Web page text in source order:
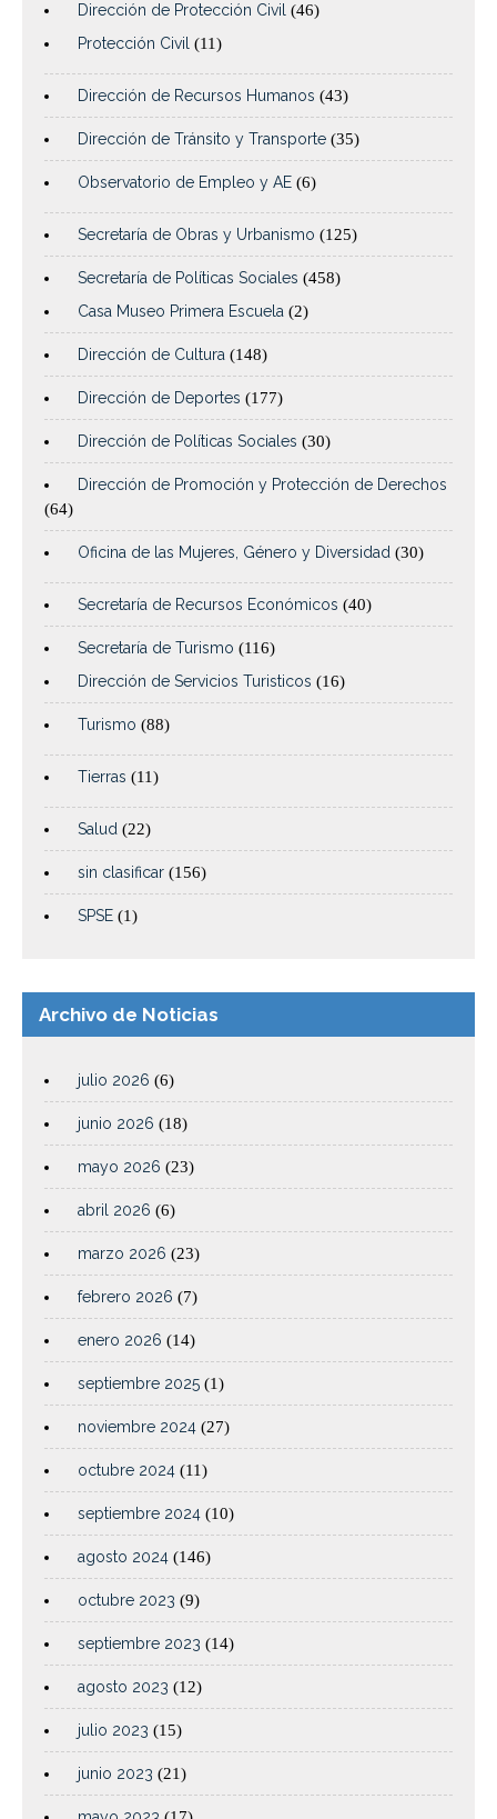
Dirección de Protección Civil (46)
Protección Civil (11)
Dirección de Recursos Humanos (43)
Dirección de Tránsito y Transporte (35)
Observatorio de Empleo y AE (6)
Secretaría de Obras y Urbanismo (125)
Secretaría de Políticas Sociales (458)
Casa Museo Primera Escuela (2)
Dirección de Cultura (148)
Dirección de Deportes (177)
Dirección de Políticas Sociales (30)
Dirección de Promoción y Protección de Derechos
(64)
Oficina de las Mujeres, Género y Diversidad (30)
Secretaría de Recursos Económicos (40)
Secretaría de Turismo (116)
Dirección de Servicios Turisticos (16)
Turismo (88)
Tierras (11)
Salud (22)
sin clasificar (156)
SPSE (1)
Archivo de Noticias
julio 2026 (6)
junio 2026 (18)
mayo 2026 (23)
abril 2026 (6)
marzo 2026 (23)
febrero 2026 (7)
enero 2026 (14)
septiembre 2025 (1)
noviembre 2024 (27)
octubre 2024 (11)
septiembre 2024 (10)
agosto 2024 (146)
octubre 2023 (9)
septiembre 2023 (14)
agosto 2023 (12)
julio 2023 (15)
junio 2023 (21)